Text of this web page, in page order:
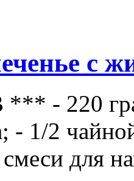
с
- 220
- 1/2
для